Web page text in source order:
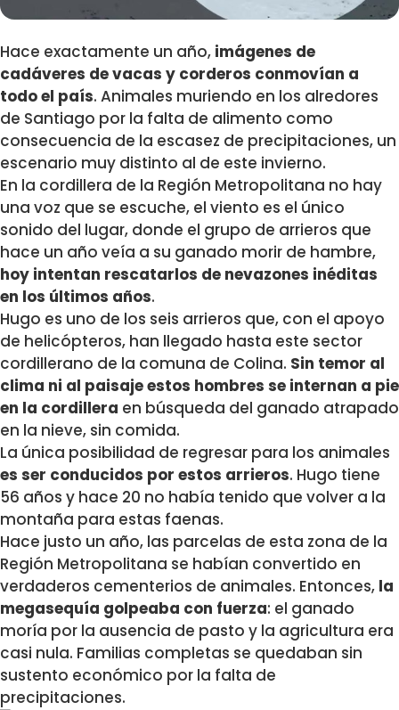
Hace exactamente un año, imágenes de
cadáveres de vacas y corderos conmovían a
todo el país. Animales muriendo en los alredores
de Santiago por la falta de alimento como
consecuencia de la escasez de precipitaciones, un
escenario muy distinto al de este invierno.
En la cordillera de la Región Metropolitana no hay
una voz que se escuche, el viento es el único
sonido del lugar, donde el grupo de arrieros que
hace un año veía a su ganado morir de hambre,
hoy intentan rescatarlos de nevazones inéditas
en los últimos años.
Hugo es uno de los seis arrieros que, con el apoyo
de helicópteros, han llegado hasta este sector
cordillerano de la comuna de Colina. Sin temor al
clima ni al paisaje estos hombres se internan a pie
en la cordillera en búsqueda del ganado atrapado
en la nieve, sin comida.
La única posibilidad de regresar para los animales
es ser conducidos por estos arrieros. Hugo tiene
56 años y hace 20 no había tenido que volver a la
montaña para estas faenas.
Hace justo un año, las parcelas de esta zona de la
Región Metropolitana se habían convertido en
verdaderos cementerios de animales. Entonces, la
megasequía golpeaba con fuerza: el ganado
moría por la ausencia de pasto y la agricultura era
casi nula. Familias completas se quedaban sin
sustento económico por la falta de
precipitaciones.